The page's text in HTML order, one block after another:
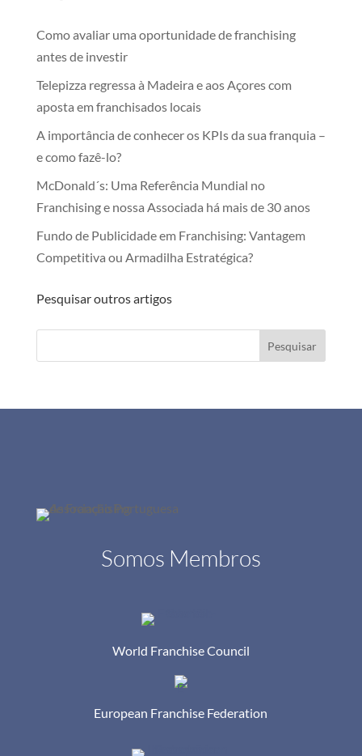
Como avaliar uma oportunidade de franchising
antes de investir
Telepizza regressa à Madeira e aos Açores com
aposta em franchisados locais
A importância de conhecer os KPIs da sua franquia –
e como fazê-lo?
McDonald´s: Uma Referência Mundial no
Franchising e nossa Associada há mais de 30 anos
Fundo de Publicidade em Franchising: Vantagem
Competitiva ou Armadilha Estratégica?
Pesquisar outros artigos
Pesquisar
Somos Membros
World Franchise Council
European Franchise Federation